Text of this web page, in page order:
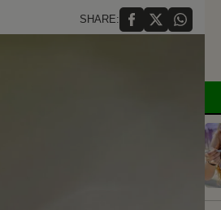
SHARE: